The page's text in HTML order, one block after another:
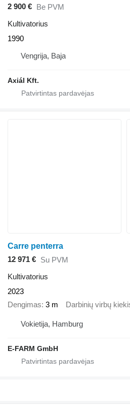
2 900 € Be PVM
Kultivatorius
1990
Vengrija, Baja
Axiál Kft.
Carre penterra
12 971 € Su PVM
Kultivatorius
2023
Dengimas 3 m Darbinių virbų
Vokietija, Hamburg
E-FARM GmbH